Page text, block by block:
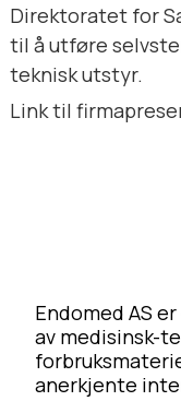
Direktoratet for
til å utføre
teknisk utstyr.
Link til
Endomed AS
av medisinsk-
anerkjente